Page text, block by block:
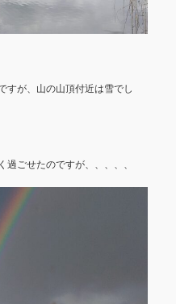
すが、山の山頂付近は雪でし
ごせたのですが、、、、、